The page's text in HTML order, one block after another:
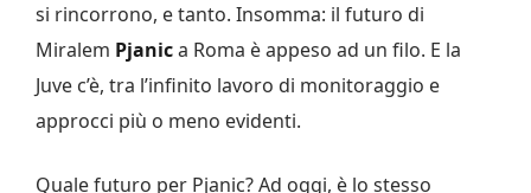
si rincorrono, e tanto. Insomma: il futuro di
Miralem Pjanica Roma è appeso ad un filo. E la
Juve c’è, tra l’infinito lavoro di monitoraggio e
approcci più o meno evidenti.
Quale futuro per Pjanic? Ad oggi, è lo stesso